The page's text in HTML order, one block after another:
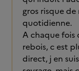
gros risque
quotidienne.
A chaque fois
rebois, c est
direct, j en